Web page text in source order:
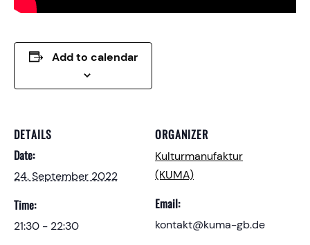
Add to calendar
DETAILS
Date:
24. September 2022
Time:
21:30 - 22:30
ORGANIZER
Kulturmanufaktur
(KUMA)
Email:
kontakt@kuma-gb.de